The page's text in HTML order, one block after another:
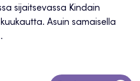
sijaitsevassa Kindain
Asuin samaisella